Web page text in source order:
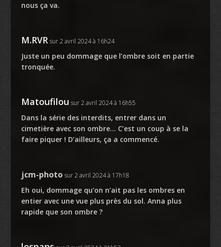
nous ça va.
M.RVR sur 2 avril 2024 à 16h24
Juste un peu dommage que l’ombre soit en partie
tronquée.
Matoufilou sur 2 avril 2024 à 16h55
Dans la série des interdits, entrer dans un
cimetière avec son ombre… C’est un coup à se la
faire piquer ! D’ailleurs, ça a commencé.
jcm-photo sur 2 avril 2024 à 17h18
Eh oui, dommage qu’on n’ait pas les ombres en
entier avec une vue plus près du sol. Anna plus
rapide que son ombre ?